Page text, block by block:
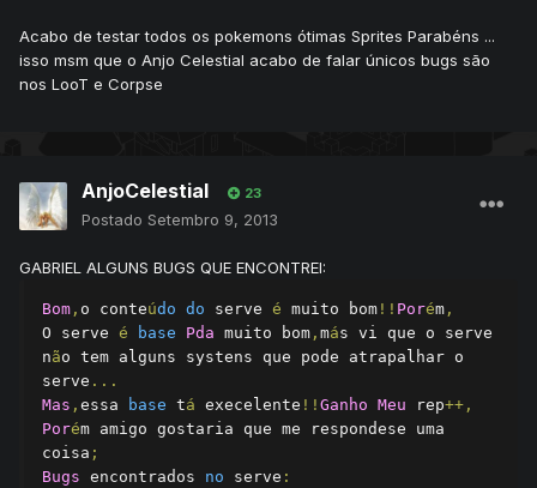
Acabo de testar todos os pokemons ótimas Sprites Parabéns ...
isso msm que o Anjo Celestial acabo de falar únicos bugs são
nos LooT e Corpse
AnjoCelestial 23
Postado Setembro 9, 2013
GABRIEL ALGUNS BUGS QUE ENCONTREI:
Bom , o conteúdo do serve é muito bom !! Porém ,
O serve é base Pda muito bom , más vi que o serve
não tem alguns systens que pode atrapalhar o
serve ...
Mas , essa base tá execelente !! Ganho Meu rep++,
Porém amigo gostaria que me respondese uma
coisa ;
Bugs encontrados no serve :